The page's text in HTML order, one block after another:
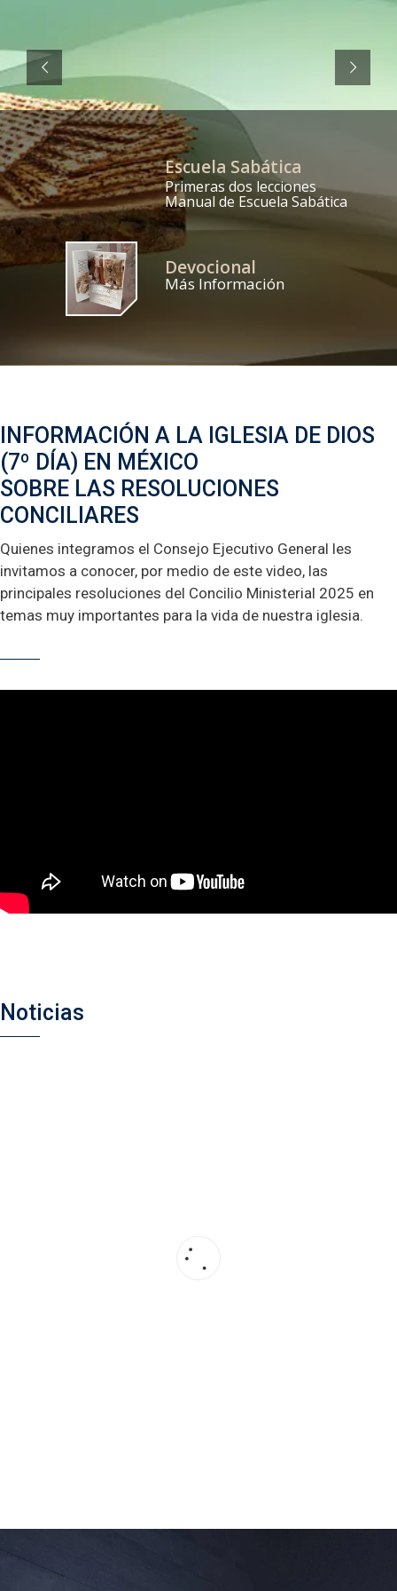
Escuela Sabática
Primeras dos lecciones
Manual de Escuela Sabática
Devocional
Más Información
INFORMACIÓN A LA IGLESIA DE DIOS
(7º DÍA) EN MÉXICO
SOBRE LAS RESOLUCIONES
CONCILIARES
Quienes integramos el Consejo Ejecutivo General les
invitamos a conocer, por medio de este video, las
principales resoluciones del Concilio Ministerial 2025 en
temas muy importantes para la vida de nuestra iglesia.
Noticias